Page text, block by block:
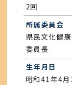
2回
所属委員会
県民文化健
委員長
生年月日
昭和41年4月